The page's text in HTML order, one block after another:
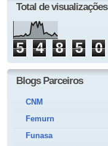
Total de visualizações
5 4 8 5 0
Blogs Parceiros
CNM
Femurn
Funasa